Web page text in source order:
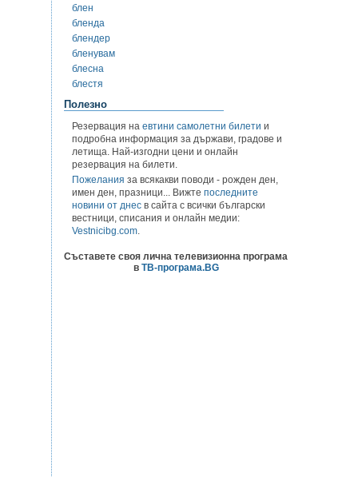
блен
бленда
блендер
бленувам
блесна
блестя
Полезно
Резервация на евтини самолетни билети и
подробна информация за държави, градове и
летища. Най-изгодни цени и онлайн
резервация на билети.
Пожелания за всякакви поводи - рожден ден,
имен ден, празници... Вижте последните
новини от днес в сайта с всички български
вестници, списания и онлайн медии:
Vestnicibg.com.
Съставете своя лична телевизионна програма
в ТВ-програма.BG